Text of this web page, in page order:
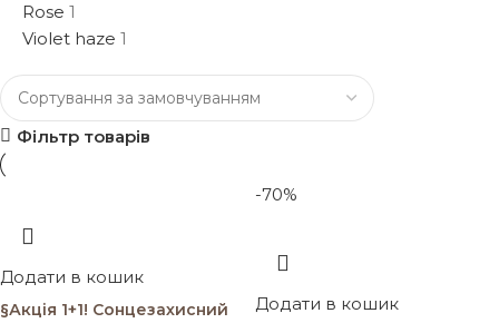
Rose 1
Violet haze 1
Фільтр товарів
Додати в кошик
§Акція 1+1! Сонцезахисний
-70%
Додати в кошик